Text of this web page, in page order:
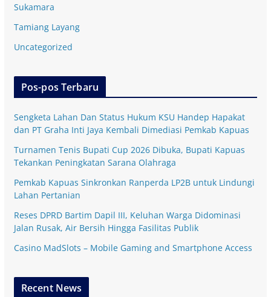
Sukamara
Tamiang Layang
Uncategorized
Pos-pos Terbaru
Sengketa Lahan Dan Status Hukum KSU Handep Hapakat
dan PT Graha Inti Jaya Kembali Dimediasi Pemkab Kapuas
Turnamen Tenis Bupati Cup 2026 Dibuka, Bupati Kapuas
Tekankan Peningkatan Sarana Olahraga
Pemkab Kapuas Sinkronkan Ranperda LP2B untuk Lindungi
Lahan Pertanian
Reses DPRD Bartim Dapil III, Keluhan Warga Didominasi
Jalan Rusak, Air Bersih Hingga Fasilitas Publik
Casino MadSlots – Mobile Gaming and Smartphone Access
Recent News